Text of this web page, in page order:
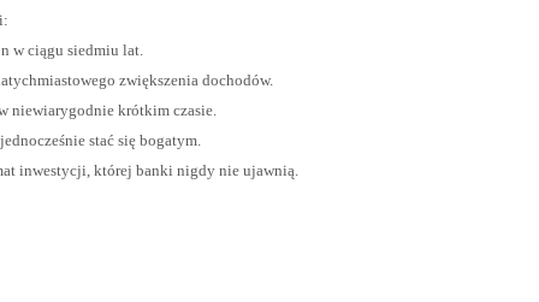
w ciągu siedmiu lat.
zwiększenia dochodów.
niewiarygodnie krótkim czasie.
stać się bogatym.
inwestycji, której banki nigdy nie ujawnią.